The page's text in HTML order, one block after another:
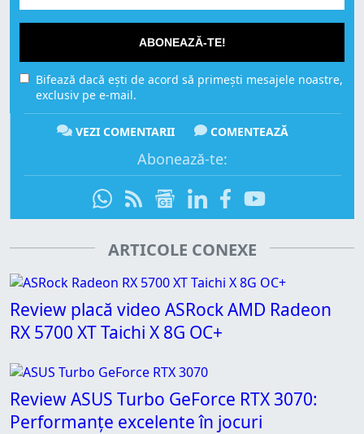
ABONEAZĂ-TE!
Bifează dacă ești de acord să primești mesajele noastre,
exclusiv pe e-mail.
VEZI COMENTARII COMENTEAZĂ
Abonează-te:
ARTICOLE CONEXE
Review placă video ASRock AMD Radeon
RX 5700 XT Taichi X 8G OC+
Review ASUS Turbo GeForce RTX 3070:
Performanțe excelente în jocuri